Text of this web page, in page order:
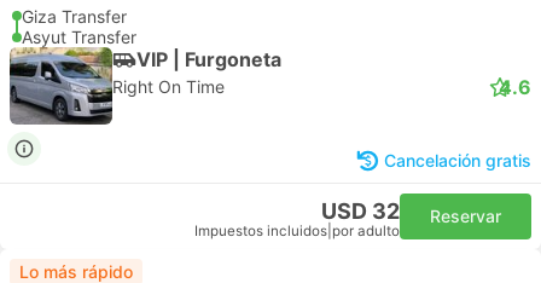
Giza Transfer
Asyut Transfer
VIP | Furgoneta
Right On Time 4.6
Cancelación gratis
USD 32
Impuestos incluidos por adulto
Reservar
Lo más rápido